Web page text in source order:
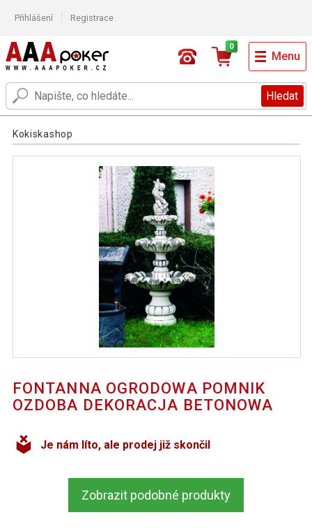
Přihlášení Registrace
Hledat
0
Menu
Kokiskashop
FONTANNA OGRODOWA POMNIK
OZDOBA DEKORACJA BETONOWA
Je nám líto, ale prodej již skončil
Zobrazit podobné produkty